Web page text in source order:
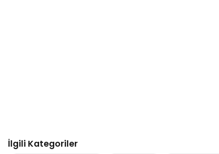
İlgili Kategoriler